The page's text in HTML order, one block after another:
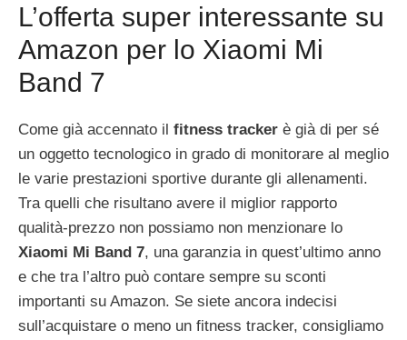
L’offerta super interessante su
Amazon per lo Xiaomi Mi
Band 7
Come già accennato il fitness tracker è già di per sé
un oggetto tecnologico in grado di monitorare al meglio
le varie prestazioni sportive durante gli allenamenti.
Tra quelli che risultano avere il miglior rapporto
qualità-prezzo non possiamo non menzionare lo
Xiaomi Mi Band 7, una garanzia in quest’ultimo anno
e che tra l’altro può contare sempre su sconti
importanti su Amazon. Se siete ancora indecisi
sull’acquistare o meno un fitness tracker, consigliamo